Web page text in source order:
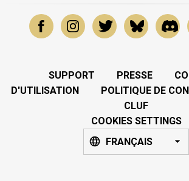
SUPPORT PRESSE
D'UTILISATION
POLITIQUE DE
CLUF
COOKIES SETTINGS
FRANÇAIS